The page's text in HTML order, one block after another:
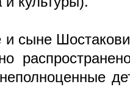
и сыне